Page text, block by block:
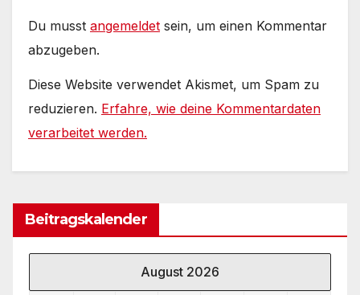
Du musst angemeldet sein, um einen Kommentar
abzugeben.
Diese Website verwendet Akismet, um Spam zu
reduzieren. Erfahre, wie deine Kommentardaten
verarbeitet werden.
Beitragskalender
August 2026